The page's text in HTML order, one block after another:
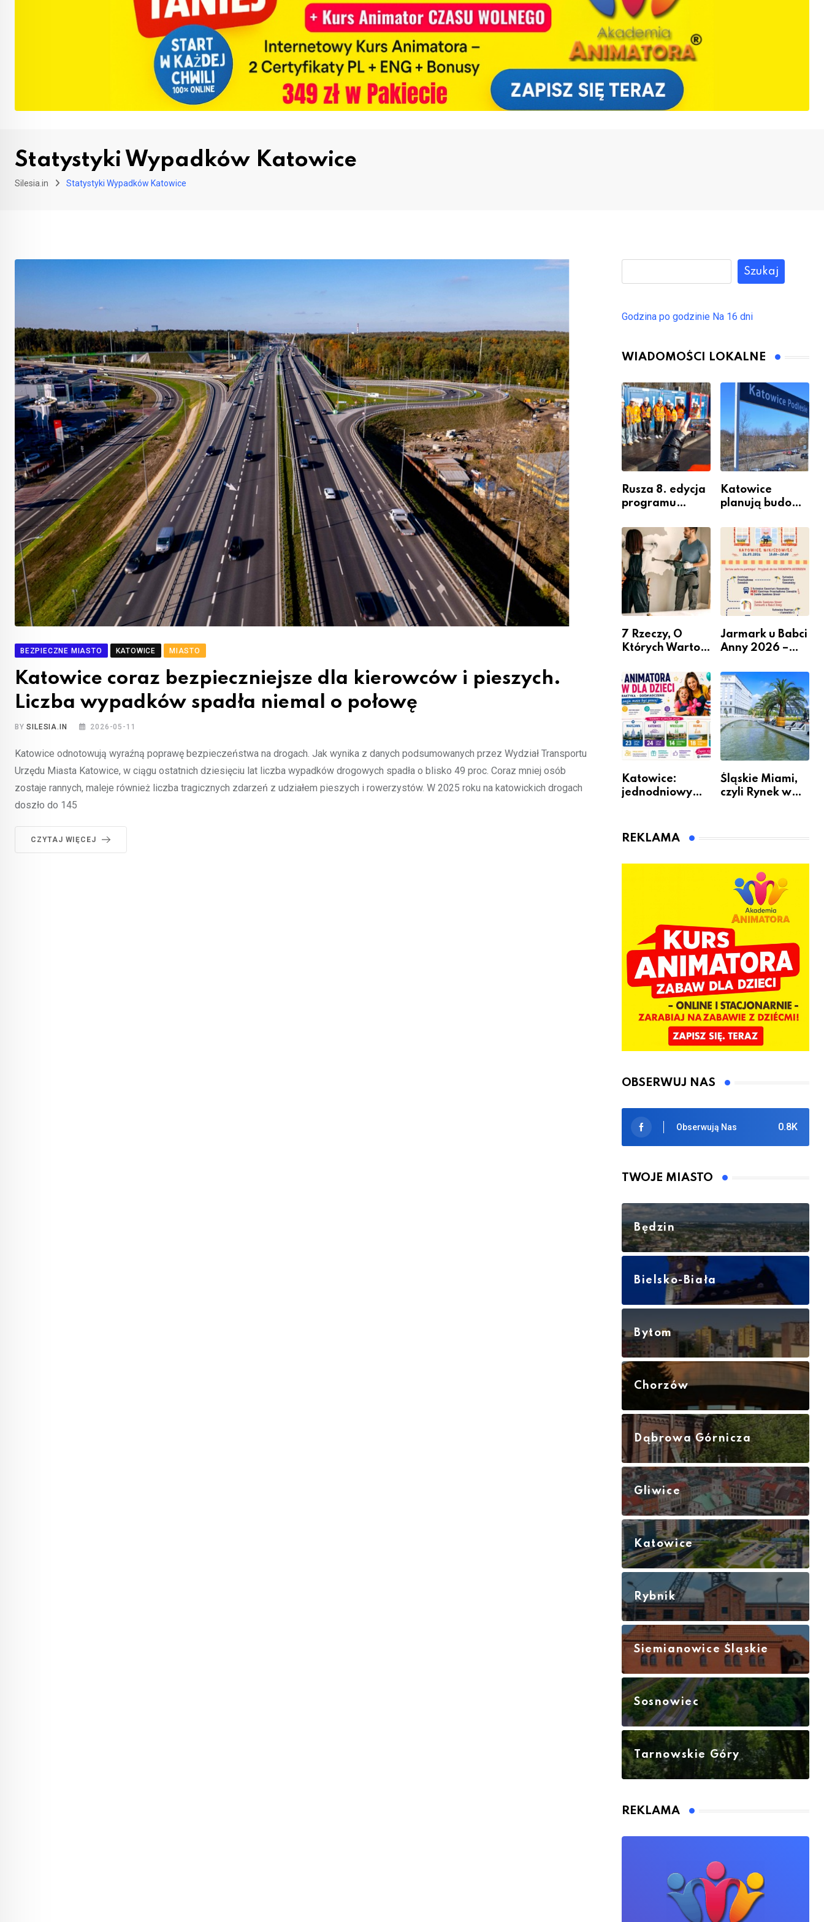
Statystyki Wypadków Katowice
Silesia.in Statystyki Wypadków Katowice
BEZPIECZNE MIASTO KATOWICE MIASTO
Katowice coraz bezpieczniejsze dla kierowców i pieszych.
Liczba wypadków spadła niemal o połowę
BYSILESIA.IN 2026-05-11
Katowice odnotowują wyraźną poprawę bezpieczeństwa na drogach. Jak wynika z danych podsumowanych przez Wydział Transportu
Urzędu Miasta Katowice, w ciągu ostatnich dziesięciu lat liczba wypadków drogowych spadła o blisko 49 proc. Coraz mniej osób
zostaje rannych, maleje również liczba tragicznych zdarzeń z udziałem pieszych i rowerzystów. W 2025 roku na katowickich drogach
doszło do 145
CZYTAJ WIĘCEJ
Szukaj
Godzina po godzinie Na 16 dni
WIADOMOŚCI LOKALNE
Rusza 8. edycja
programu
Miastem
Fachowców” –
nabór dla
przedsiębiorców
Katowice
planują budowę
przesiadkoweg
o w Podlesiu
7 Rzeczy, O
Których Warto
Remontem
Mieszkania
Jarmark u Babci
Anny 2026 –
Katowice:
jednodniowy
animatora
Śląskie Miami,
czyli Rynek w
REKLAMA
OBSERWUJ NAS
0.8K
Obserwują Nas
TWOJE MIASTO
Będzin
Bielsko-Biała
Bytom
Chorzów
Dąbrowa Górnicza
Gliwice
Katowice
Rybnik
Siemianowice Śląskie
Sosnowiec
Tarnowskie Góry
REKLAMA